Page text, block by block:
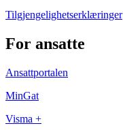
Tilgjengelighetserklæringer
For ansatte
Ansattportalen
MinGat
Visma +